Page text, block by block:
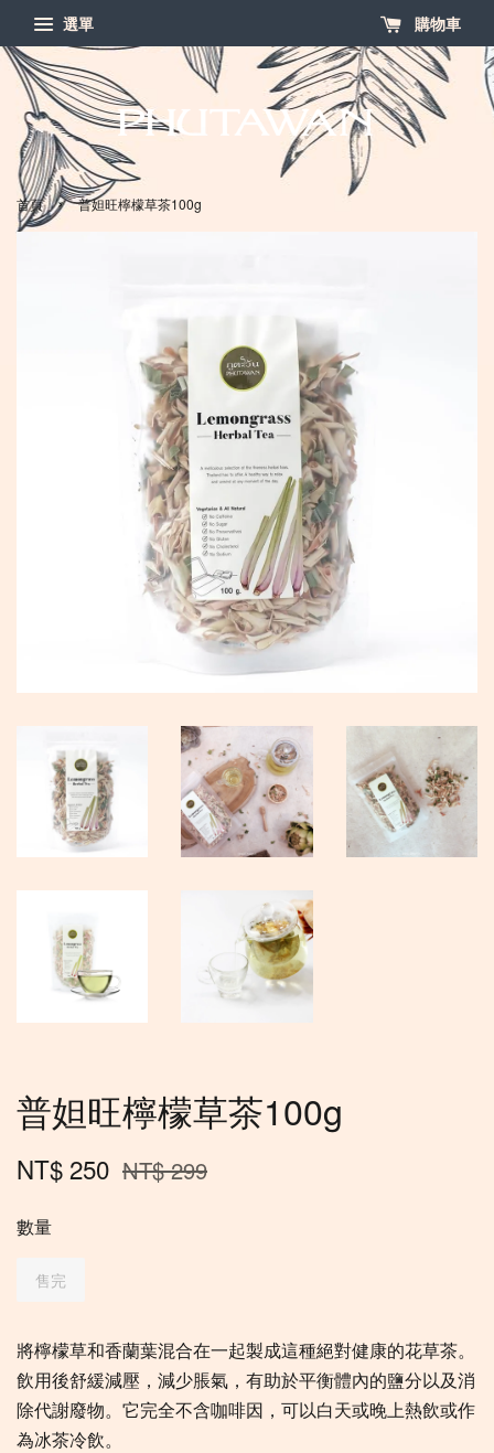
選單 購物車
首頁 › 普妲旺檸檬草茶100g
普妲旺檸檬草茶100g
NT$ 250 NT$ 299
數量
售完
將檸檬草和香蘭葉混合在一起製成這種絕對健康的花草茶。
飲用後舒緩減壓，減少脹氣，有助於平衡體內的鹽分以及消
除代謝廢物。它完全不含咖啡因，可以白天或晚上熱飲或作
為冰茶冷飲。